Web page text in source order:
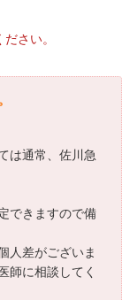
さい。
は通常、佐川急
できますので備
人差がございま
師に相談してく